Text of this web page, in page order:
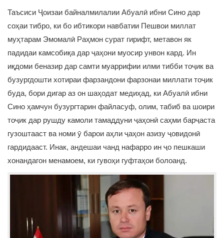
Таъсиси Ҷоизаи байналмилалии Абуалӣ ибни Сино дар
соҳаи тибро, ки бо ибтикори навбатии Пешвои миллат
муҳтарам Эмомалӣ Раҳмон сурат гирифт, метавон як
падидаи камсобиқа дар ҷаҳони муосир унвон кард. Ин
иқдоми беназир дар самти муаррифии илми тибби тоҷик ва
бузургдошти хотираи фарзандони фарзонаи миллати тоҷик
буда, бори дигар аз он шаҳодат медиҳад, ки Абуалӣ ибни
Сино ҳамчун бузургтарин файласуф, олим, табиб ва шоири
тоҷик дар рушду камоли тамаддуни ҷаҳонӣ саҳми барҷаста
гузоштааст ва номи ӯ барои аҳли ҷаҳон азизу ҷовидонӣ
гардидааст. Инак, андешаи чанд нафарро ин ҷо пешкаши
хонандагон менамоем, ки гувоҳи гуфтаҳои болоанд.